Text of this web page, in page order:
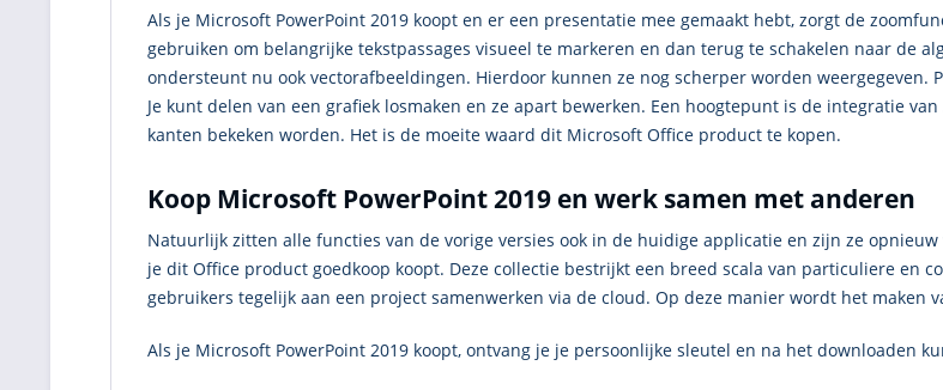
Als je Microsoft PowerPoint 2019 koopt en er een presentatie mee gemaakt hebt, zorgt de
gebruiken om belangrijke tekstpassages visueel te markeren en dan terug te schakelen naar de
ondersteunt nu ook vectorafbeeldingen. Hierdoor kunnen ze nog scherper worden weergegeven.
Je kunt delen van een grafiek losmaken en ze apart bewerken. Een hoogtepunt is de integratie
kanten bekeken worden. Het is de moeite waard dit Microsoft Office product te kopen.
Koop Microsoft PowerPoint 2019 en werk samen met anderen
Natuurlijk zitten alle functies van de vorige versies ook in de huidige applicatie en zijn ze
je dit Office product goedkoop koopt. Deze collectie bestrijkt een breed scala van particuliere en
gebruikers tegelijk aan een project samenwerken via de cloud. Op deze manier wordt het maken
Als je Microsoft PowerPoint 2019 koopt, ontvang je je persoonlijke sleutel en na het downloaden